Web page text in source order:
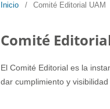
Inicio / Comité Editorial UAM
Comité
El Comité Editorial es la
dar cumplimiento y